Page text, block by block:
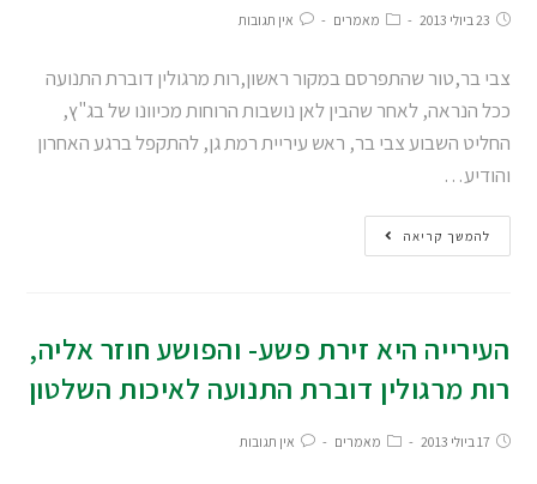
23 ביולי 2013 מאמרים אין תגובות
צבי בר,טור שהתפרסם במקור ראשון,רות מרגולין דוברת התנועה
ככל הנראה, לאחר שהבין לאן נושבות הרוחות מכיוונו של בג"ץ,
החליט השבוע צבי בר, ראש עיריית רמת גן, להתקפל ברגע האחרון
והודיע…
להמשך קריאה
העירייה היא זירת פשע- והפושע חוזר אליה,
רות מרגולין דוברת התנועה לאיכות השלטון
17 ביולי 2013 מאמרים אין תגובות